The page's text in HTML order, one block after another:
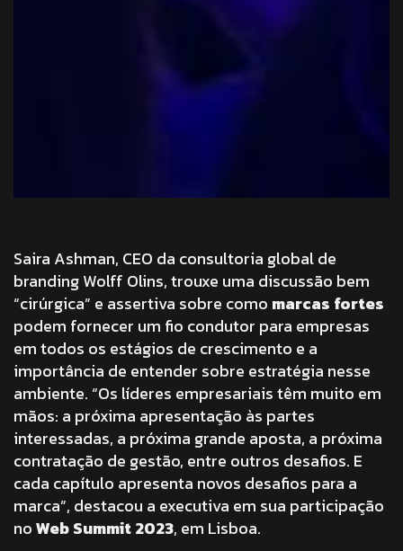
Saira Ashman, CEO da consultoria global de
branding Wolff Olins, trouxe uma discussão bem
“cirúrgica” e assertiva sobre como marcas fortes
podem fornecer um fio condutor para empresas
em todos os estágios de crescimento e a
importância de entender sobre estratégia nesse
ambiente. “Os líderes empresariais têm muito em
mãos: a próxima apresentação às partes
interessadas, a próxima grande aposta, a próxima
contratação de gestão, entre outros desafios. E
cada capítulo apresenta novos desafios para a
marca”, destacou a executiva em sua participação
noWeb Summit 2023, em Lisboa.